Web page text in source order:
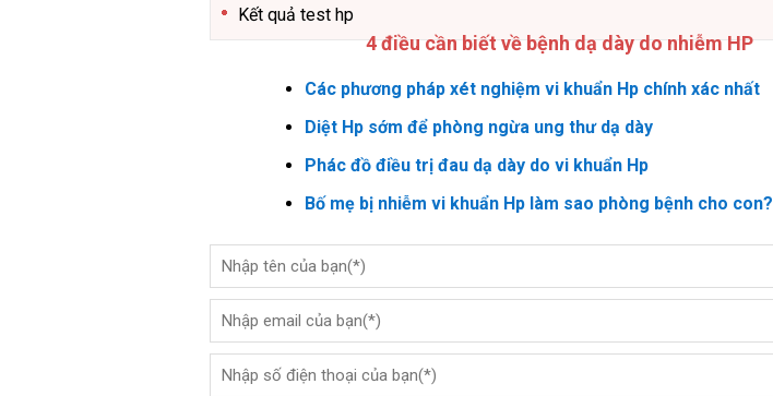
Kết quả test hp
4 điều cần biết về bệnh dạ dày do nhiễm HP
Các phương pháp xét nghiệm vi khuẩn Hp chính xác nhất
Diệt Hp sớm để phòng ngừa ung thư dạ dày
Phác đồ điều trị đau dạ dày do vi khuẩn Hp
Bố mẹ bị nhiễm vi khuẩn Hp làm sao phòng bệnh cho con?